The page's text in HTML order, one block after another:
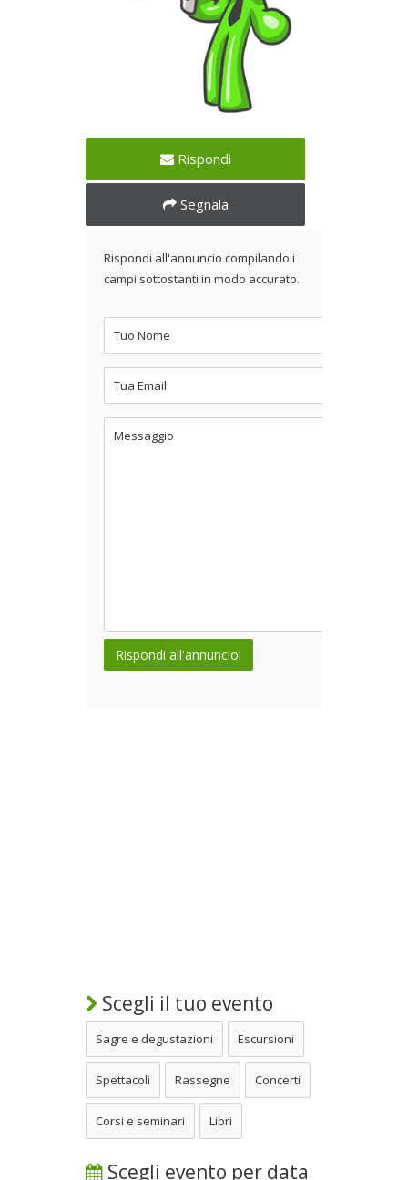
Zoom fotoRispondi
Segnala
Rispondi all'annuncio compilando i
campi sottostanti in modo accurato.
Scegli il tuo evento
Sagre e degustazioni Escursioni
Spettacoli Rassegne Concerti
Corsi e seminari Libri
Scegli evento per data